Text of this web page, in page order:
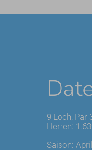
9 Loch, Par
Herren:
Saison: